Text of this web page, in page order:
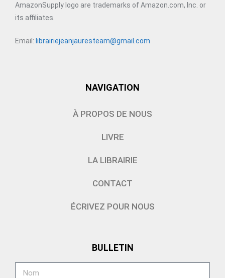
AmazonSupply logo are trademarks of Amazon.com, Inc. or
its affiliates.
Email: librairiejeanjauresteam@gmail.com
NAVIGATION
À PROPOS DE NOUS
LIVRE
LA LIBRAIRIE
CONTACT
ÉCRIVEZ POUR NOUS
BULLETIN